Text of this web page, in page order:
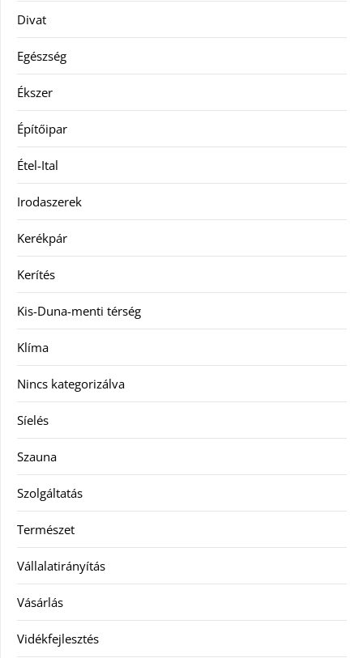
Divat
Egészség
Ékszer
Építőipar
Étel-Ital
Irodaszerek
Kerékpár
Kerítés
Kis-Duna-menti térség
Klíma
Nincs kategorizálva
Síelés
Szauna
Szolgáltatás
Természet
Vállalatirányítás
Vásárlás
Vidékfejlesztés